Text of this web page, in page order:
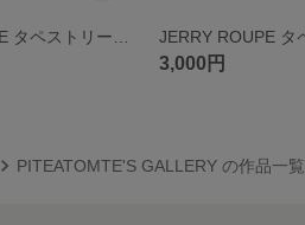
3,000円
PITEATOMTE'S GALLERY の作品一覧